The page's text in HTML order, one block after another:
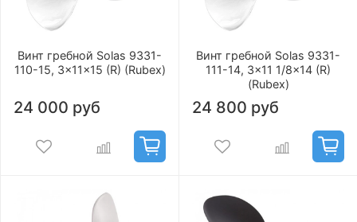
Винт гребной Solas 9331-
110-15, 3x11x15 (R) (Rubex)
24 000 руб
Винт гребной Solas 9331-
111-14, 3x11 1/8x14 (R)
(Rubex)
24 800 руб